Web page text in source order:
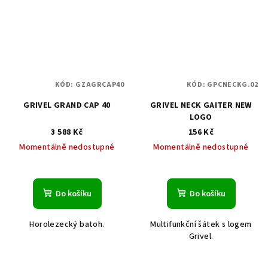
GRIVEL GRAND CAP 40
3 588 Kč
Momentálně nedostupné
Do košíku
Horolezecký batoh.
KÓD: GZAGRCAP40
GRIVEL NECK GAITER NEW
LOGO
156 Kč
Momentálně nedostupné
Do košíku
Multifunkční šátek s logem
Grivel.
KÓD: GPCNECKG.02